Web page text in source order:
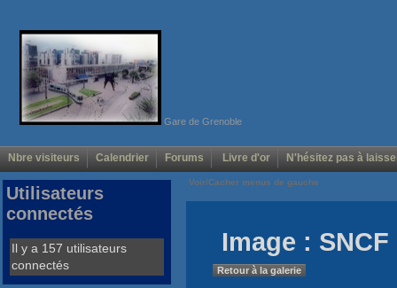
Gare de Grenoble
Nbre visiteurs Calendrier Forums Livre d'or N'hésitez pas à
Voir/Cacher menus de gauche
Image :
Retour à la galerie
Utilisateurs
connectés
Il y a 157 utilisateurs
connectés